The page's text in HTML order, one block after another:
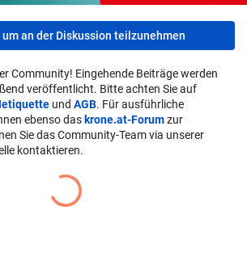
um an der Diskussion teilzunehmen
Community! Eingehende Beiträge werden
veröffentlicht. Bitte achten Sie auf
und AGB. Für ausführliche
ebenso das krone.at-Forumzur
Sie das Community-Team via unserer
kontaktieren.